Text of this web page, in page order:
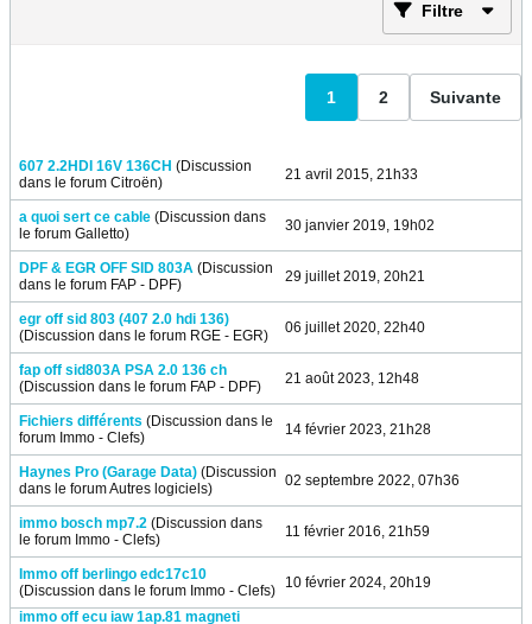
Filtre
1 2 Suivante
607 2.2HDI 16V 136CH (Discussion
dans le forum Citroën) 21 avril 2015, 21h33
a quoi sert ce cable (Discussion dans
le forum Galletto) 30 janvier 2019, 19h02
DPF & EGR OFF SID 803A (Discussion
dans le forum FAP - DPF) 29 juillet 2019, 20h21
egr off sid 803 (407 2.0 hdi 136)
(Discussion dans le forum RGE - EGR) 06 juillet 2020, 22h40
fap off sid803A PSA 2.0 136 ch
(Discussion dans le forum FAP - DPF) 21 août 2023, 12h48
Fichiers différents (Discussion dans le
forum Immo - Clefs) 14 février 2023, 21h28
Haynes Pro (Garage Data) (Discussion
dans le forumAutres logiciels) 02 septembre 2022, 07h36
immo bosch mp7.2 (Discussion dans
le forum Immo - Clefs) 11 février 2016, 21h59
Immo off berlingo edc17c10
(Discussion dans le forum Immo - Clefs) 10 février 2024, 20h19
immo off ecu iaw 1ap.81 magneti